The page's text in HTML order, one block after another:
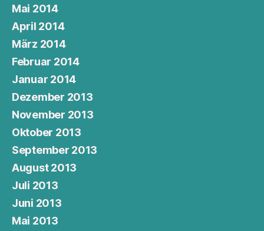
Mai 2014
April 2014
März 2014
Februar 2014
Januar 2014
Dezember 2013
November 2013
Oktober 2013
September 2013
August 2013
Juli 2013
Juni 2013
Mai 2013